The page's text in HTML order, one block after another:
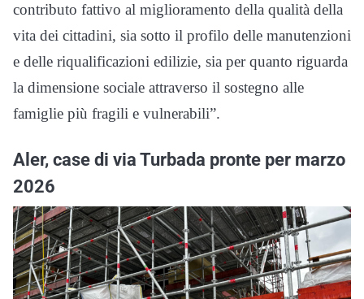
contributo fattivo al miglioramento della qualità della
vita dei cittadini, sia sotto il profilo delle manutenzioni
e delle riqualificazioni edilizie, sia per quanto riguarda
la dimensione sociale attraverso il sostegno alle
famiglie più fragili e vulnerabili”.
Aler, case di via Turbada pronte per marzo
2026